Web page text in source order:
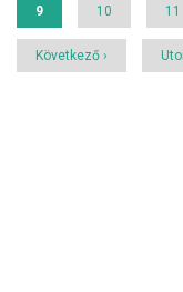
Jelenlegi
9 Page
10 11
Következő
Következő ›